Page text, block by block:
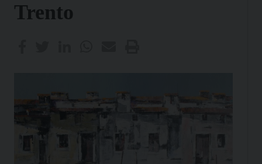
Trento